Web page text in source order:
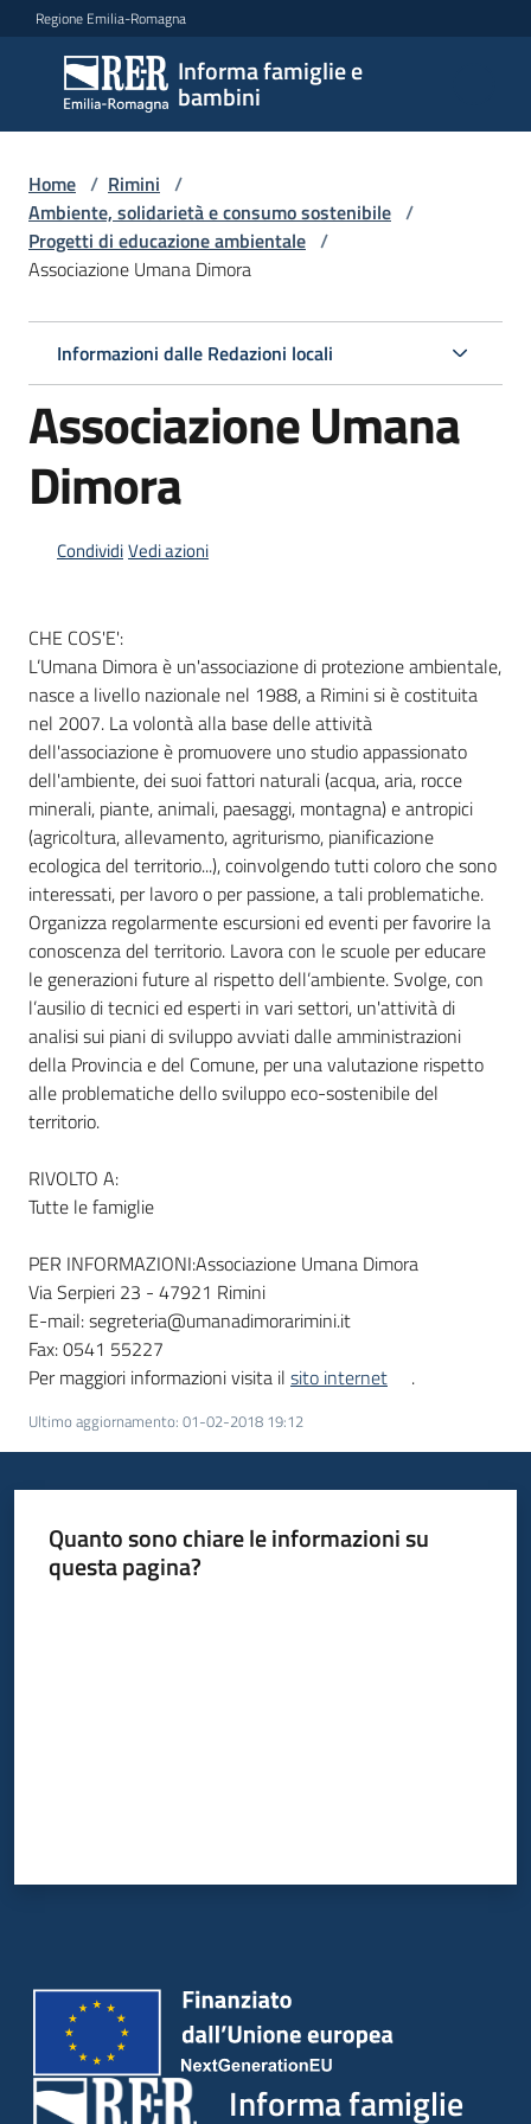
Vai al contenuto
Vai alla navigazione
Vai al footer
Regione Emilia-Romagna
Informa famiglie e
bambini
Informa
famiglie
e
bambini
Argomenti
Servizi
Centri
per
le
locali
Newsletter
Home / Rimini /
Ambiente, solidarietà e consumo sostenibile /
Progetti di educazione ambientale /
Associazione Umana Dimora
Informazioni dalle Redazioni locali
Associazione Umana
Dimora
CondividiVedi azioni
CHE COS'E':
L’Umana Dimora è un'associazione di protezione ambientale,
nasce a livello nazionale nel 1988, a Rimini si è costituita
nel 2007. La volontà alla base delle attività
dell'associazione è promuovere uno studio appassionato
dell'ambiente, dei suoi fattori naturali (acqua, aria, rocce
minerali, piante, animali, paesaggi, montagna) e antropici
(agricoltura, allevamento, agriturismo, pianificazione
ecologica del territorio...), coinvolgendo tutti coloro che sono
interessati, per lavoro o per passione, a tali problematiche.
Organizza regolarmente escursioni ed eventi per favorire la
conoscenza del territorio. Lavora con le scuole per educare
le generazioni future al rispetto dell’ambiente. Svolge, con
l’ausilio di tecnici ed esperti in vari settori, un'attività di
analisi sui piani di sviluppo avviati dalle amministrazioni
della Provincia e del Comune, per una valutazione rispetto
alle problematiche dello sviluppo eco-sostenibile del
territorio.
RIVOLTO A:
Tutte le famiglie
PER INFORMAZIONI:Associazione Umana Dimora
Via Serpieri 23 - 47921 Rimini
E-mail: segreteria@umanadimorarimini.it
Fax: 0541 55227
Per maggiori informazioni visita il sito internet .
Ultimo aggiornamento: 01-02-2018 19:12
Quanto sono chiare le informazioni su
questa pagina?
Informa famiglie